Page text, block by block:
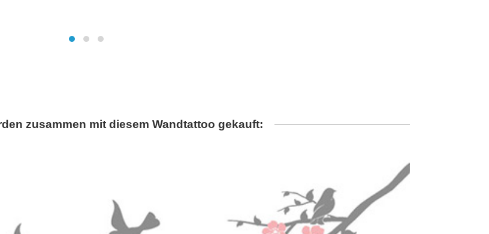
zusammen mit diesem Wandtattoo gekauft: